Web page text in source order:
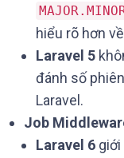
hiểu rõ hơn
Laravel 5
đánh số
Laravel.
Job
Laravel 6